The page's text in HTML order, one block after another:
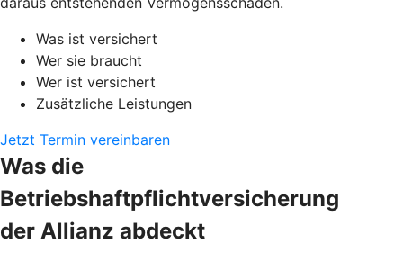
Was ist versichert
Wer sie braucht
Wer ist versichert
Zusätzliche Leistungen
Jetzt Termin vereinbaren
Was die
Betriebshaftpflichtversicherung
der Allianz abdeckt